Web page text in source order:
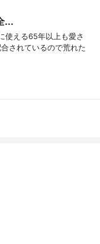
...
使える65年以上も愛さ
されているので荒れた